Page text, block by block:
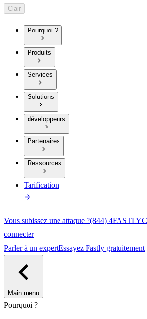
Clair
Pourquoi ?
Produits
Services
Solutions
développeurs
Partenaires
Ressources
Tarification
Vous subissez une attaque ?(844) 4FASTLY
connecter
Parler à un expertEssayez Fastly gratuitement
Main menu
Pourquoi ?